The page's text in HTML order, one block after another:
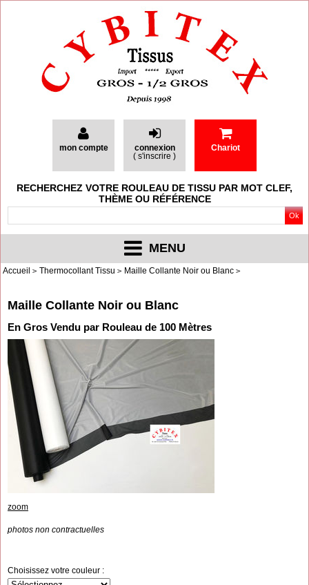
mon compte
connexion
( s'inscrire )
Chariot
MENU
RECHERCHEZ VOTRE ROULEAU DE TISSU PAR MOT CLEF,
THÈME OU RÉFÉRENCE
Accueil Thermocollant Tissu Maille Collante Noir ou Blanc
Maille Collante Noir ou Blanc
En Gros Vendu par Rouleau de 100 Mètres
zoom
photos non contractuelles
Choisissez votre couleur :